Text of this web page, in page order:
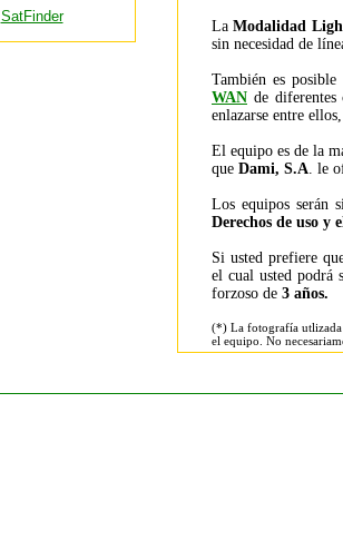
SatFinder
LaModalidad
sin necesidad de
También es
WAN de diferentes
enlazarse entre
El equipo es de la
que Dami, S.A. le
Los equipos serán
Derechos de uso y
Si usted prefiere
el cual usted podrá
forzoso de 3 años.
(*) La fotografía utlizada
el equipo. No